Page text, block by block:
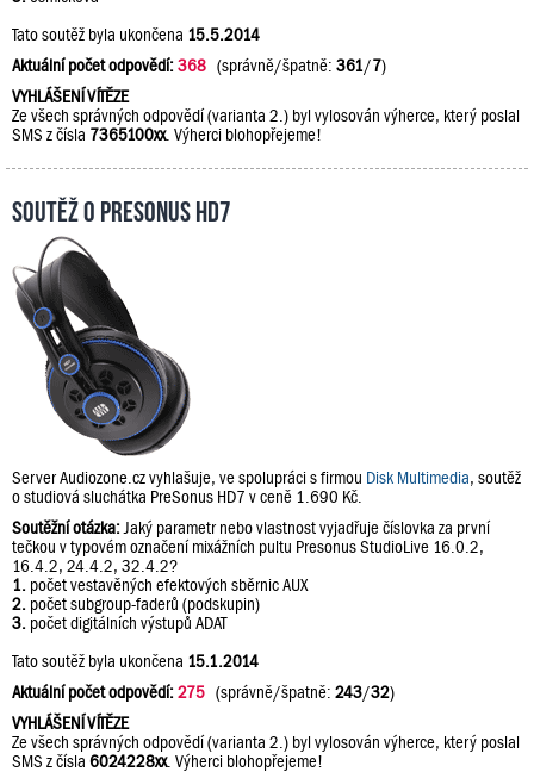
Tato soutěž byla ukončena 15.5.2014
Aktuální počet odpovědí:368 (správně/špatně: 361/7)
VYHLÁŠENÍ VÍTĚZE
Ze všech správných odpovědí (varianta 2.) byl vylosován výherce, který poslal
SMS z čísla 7365100xx. Výherci blohopřejeme!
Soutěž o PreSonus HD7
Server Audiozone.cz vyhlašuje, ve spolupráci s firmou Disk Multimedia, soutěž
o studiová sluchátka PreSonus HD7 v ceně 1.690 Kč.
Soutěžní otázka: Jaký parametr nebo vlastnost vyjadřuje číslovka za první
tečkou v typovém označení mixážních pultu Presonus StudioLive 16.0.2,
16.4.2, 24.4.2, 32.4.2?
1. počet vestavěných efektových sběrnic AUX
2. počet subgroup-faderů (podskupin)
3. počet digitálních výstupů ADAT
Tato soutěž byla ukončena 15.1.2014
Aktuální počet odpovědí:275 (správně/špatně: 243/32)
VYHLÁŠENÍ VÍTĚZE
Ze všech správných odpovědí (varianta 2.) byl vylosován výherce, který poslal
SMS z čísla 6024228xx. Výherci blohopřejeme!